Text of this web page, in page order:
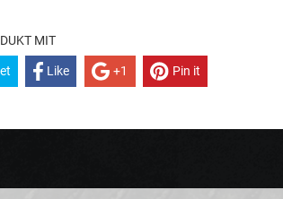
MIT
Like +1 Pin it